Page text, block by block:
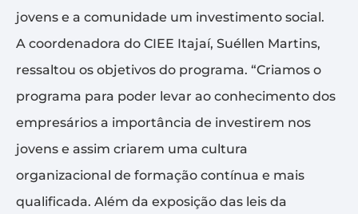
jovens e a comunidade um investimento social.
A coordenadora do CIEE Itajaí, Suéllen Martins,
ressaltou os objetivos do programa. “Criamos o
programa para poder levar ao conhecimento dos
empresários a importância de investirem nos
jovens e assim criarem uma cultura
organizacional de formação contínua e mais
qualificada. Além da exposição das leis da